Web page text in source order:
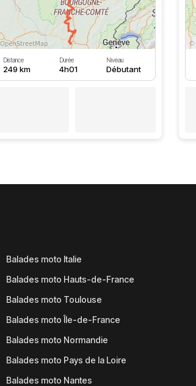
Distance
249 km
Durée
4h01
Niveau
Débutant
Balades moto Italie
Balades moto Hauts-de-France
Balades moto Toulouse
Balades moto Île-de-France
Balades moto Normandie
Balades moto Pays de la Loire
Balades moto Nantes